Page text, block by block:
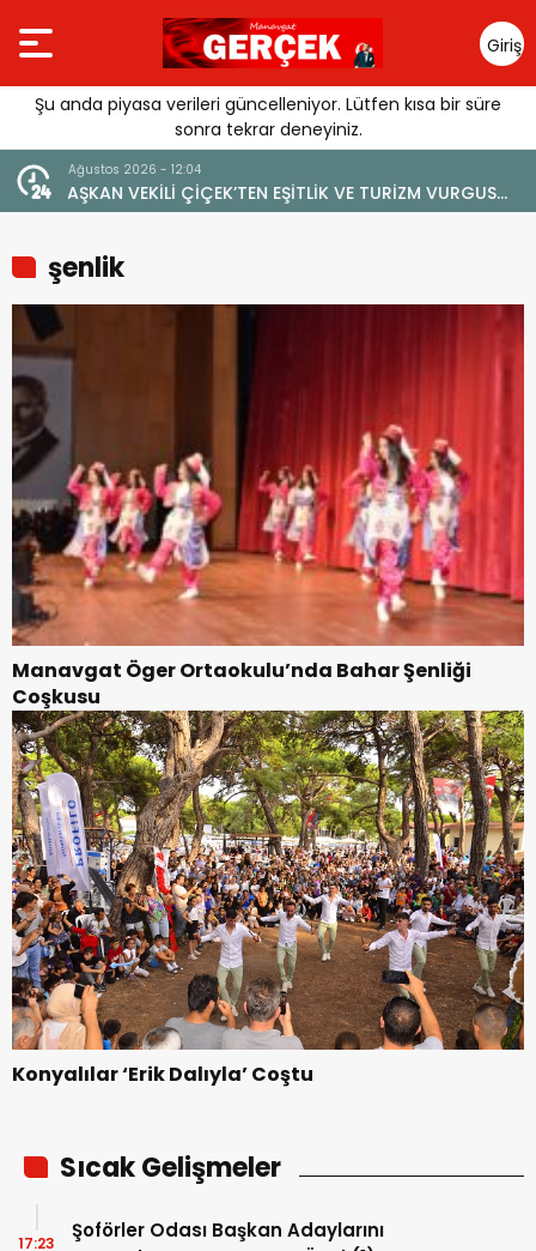
Giriş
Yap
Şu anda piyasa verileri güncelleniyor. Lütfen kısa bir süre
sonra tekrar deneyiniz.
4 Ağustos 2026 - 19:47
YENİ BİR DİN: SOSYAL MEDYA
şenlik
Manavgat Öger Ortaokulu’nda Bahar Şenliği
Coşkusu
Konyalılar ‘Erik Dalıyla’ Coştu
Sıcak Gelişmeler
Şoförler Odası Başkan Adaylarını
17:23